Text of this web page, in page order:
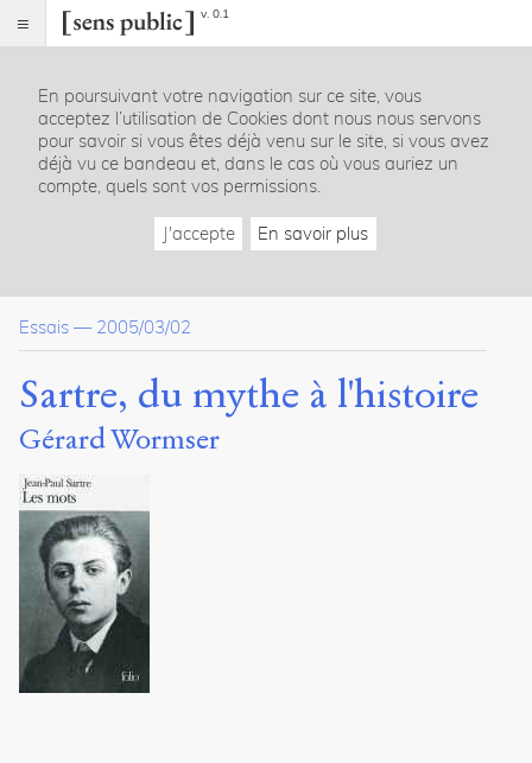
v. 0.1
Index
Article
Table
des
De la honte à l’histoire
Altérité et Morale
Dossier(s)
politique...
Sens
public
22
articles
Notes
Citer /
Partager
En poursuivant votre navigation sur ce site, vous
acceptez l’utilisation de Cookies dont nous nous servons
pour savoir si vous êtes déjà venu sur le site, si vous avez
déjà vu ce bandeau et, dans le cas où vous auriez un
compte, quels sont vos permissions.
J'accepte En savoir plus
Essais — 2005/03/02
Sartre, du mythe à l'histoire
Gérard Wormser